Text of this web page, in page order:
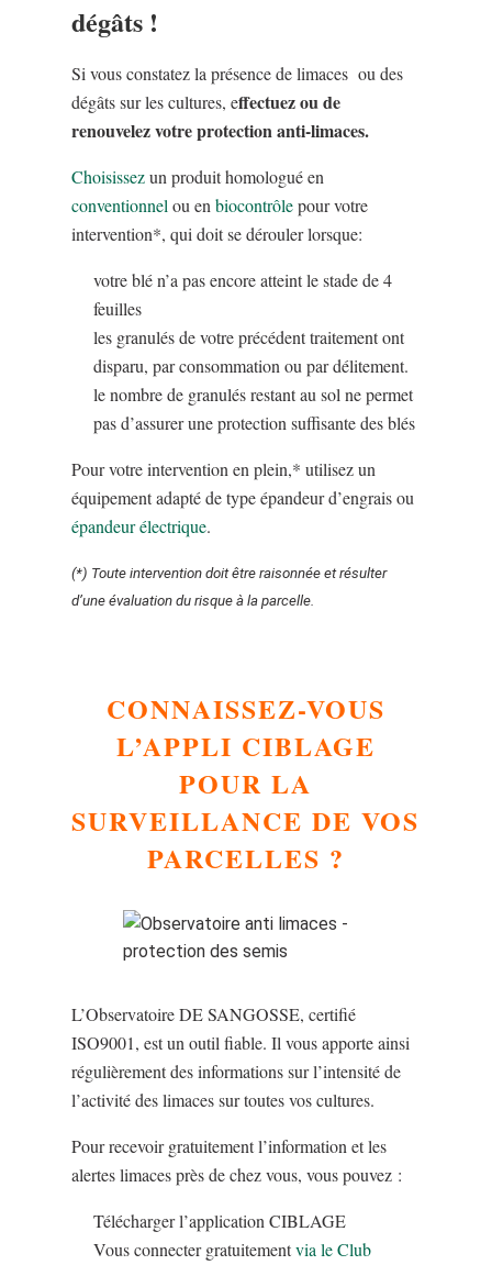
dégâts !
Si vous constatez la présence de limaces ou des
dégâts sur les cultures, effectuez ou de
renouvelez votre protection anti-limaces.
Choisissezun produit homologué en
conventionnel ou en biocontrôlepour votre
intervention*, qui doit se dérouler lorsque:
votre blé n’a pas encore atteint le stade de 4
feuilles
les granulés de votre précédent traitement ont
disparu, par consommation ou par délitement.
le nombre de granulés restant au sol ne permet
pas d’assurer une protection suffisante des blés
Pour votre intervention en plein,* utilisez un
équipement adapté de type épandeur d’engrais ou
épandeur électrique.
(*) Toute intervention doit être raisonnée et résulter
d’une évaluation du risque à la parcelle.
CONNAISSEZ-VOUS
L’APPLI CIBLAGE
POUR LA
SURVEILLANCE DE VOS
PARCELLES ?
L’Observatoire DE SANGOSSE, certifié
ISO9001, est un outil fiable. Il vous apporte ainsi
régulièrement des informations sur l’intensité de
l’activité des limaces sur toutes vos cultures.
Pour recevoir gratuitement l’information et les
alertes limaces près de chez vous, vous pouvez :
Télécharger l’application CIBLAGE
Vous connecter gratuitementvia le Club